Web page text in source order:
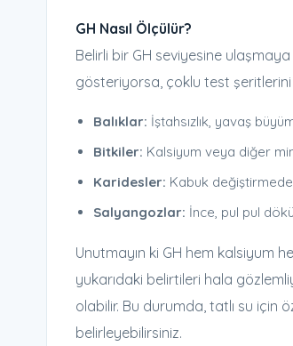
GH Nasıl Ölçülür?
Belirli bir GH seviyesine ulaşmaya
gösteriyorsa, çoklu test şeritlerini
Balıklar: İştahsızlık, yavaş
Bitkiler: Kalsiyum veya diğer
Karidesler: Kabuk
Salyangozlar: İnce, pul pul
Unutmayın ki GH hem kalsiyum
yukarıdaki belirtileri hala
olabilir. Bu durumda, tatlı su için
belirleyebilirsiniz.